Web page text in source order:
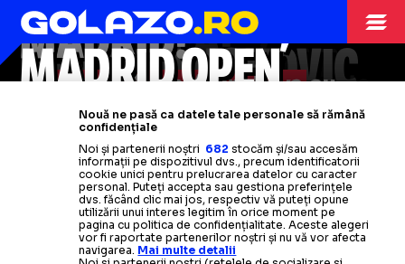
MUTUA MADRID
OPEN
NASUL EI”
VIDEO.Elena Rybakina, discuție
aprinsă cu arbitrul de scaun:
„Sistemul e defect, nu glumesc”
Citește mai mult
ÎN MADRID”
FOTO. Coco Gauff, la un pas să
abandoneze meciul cu Sorana
Cîrstea:„Am simțit că o să leșin”
Citește mai mult
„A FOST O RUȘINE?
DA! RASISM? DA!”
VIDEO.Scos din minți depublicul
de la Madrid Open:„Lucruriles-au
încins, au scăpat de sub control”
Citește mai mult
ȘOCHEAZĂ!
VIDEO.Insulte uluitoare adresate
tatălui său, chiar în timpul
meciului:„Du-tedracului,
imbecilule!”
Citește mai mult
PROBLEME MARI
PENTRU DJOKOVIC
Sârbul ratează șiMadrid Open!
Anunțul făcut cu câteva zile
înainte de turneu
Citește mai mult
MADRID!
Cîrstea și Anna Kalinskayaau
câștigat turneul după o finală
dramatică » Primul titlu pentru
româncă după patru ani
Citește mai mult
GHINION URIAȘ LA
MADRID OPEN
VIDEO:Un tenismen a rămas
blocat în liftdin cauza penei
masive de curent din Spania
Citește mai mult
Nouă ne pasă ca datele tale personale să rămână
confidențiale
Noi și partenerii noștri 682 stocăm și/sau accesăm
informații pe dispozitivul dvs., precum identificatorii
cookie unici pentru prelucrarea datelor cu caracter
personal. Puteți accepta sau gestiona preferințele
dvs. făcând clic mai jos, respectiv vă puteți opune
utilizării unui interes legitim în orice moment pe
pagina cu politica de confidențialitate. Aceste alegeri
vor fi raportate partenerilor noștri și nu vă vor afecta
navigarea. Mai multe detalii